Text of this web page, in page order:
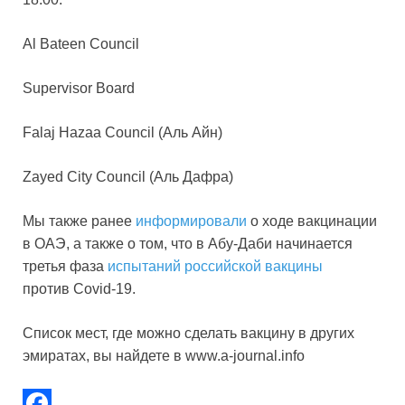
Al Bateen Council
Supervisor Board
Falaj Hazaa Council (Аль Айн)
Zayed City Council (Аль Дафра)
Мы также ранее информировали о ходе вакцинации
в ОАЭ, а также о том, что в Абу-Даби начинается
третья фаза испытаний российской вакцины
против Covid-19.
Список мест, где можно сделать вакцину в других
эмиратах, вы найдете в www.a-journal.info